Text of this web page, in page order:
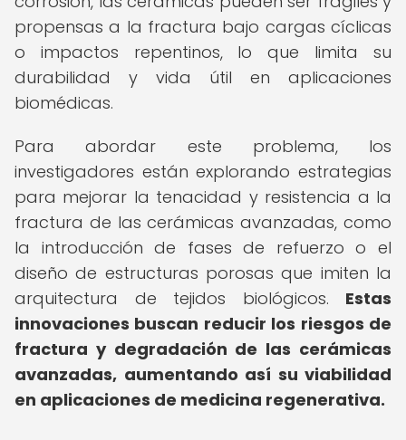
propensas a la fractura bajo cargas cíclicas
o impactos repentinos, lo que limita su
durabilidad y vida útil en aplicaciones
biomédicas.
Para abordar este problema, los
investigadores están explorando estrategias
para mejorar la tenacidad y resistencia a la
fractura de las cerámicas avanzadas, como
la introducción de fases de refuerzo o el
diseño de estructuras porosas que imiten la
arquitectura de tejidos biológicos. Estas
innovaciones buscan reducir los riesgos de
fractura y degradación de las cerámicas
avanzadas, aumentando así su viabilidad
en aplicaciones de medicina regenerativa.